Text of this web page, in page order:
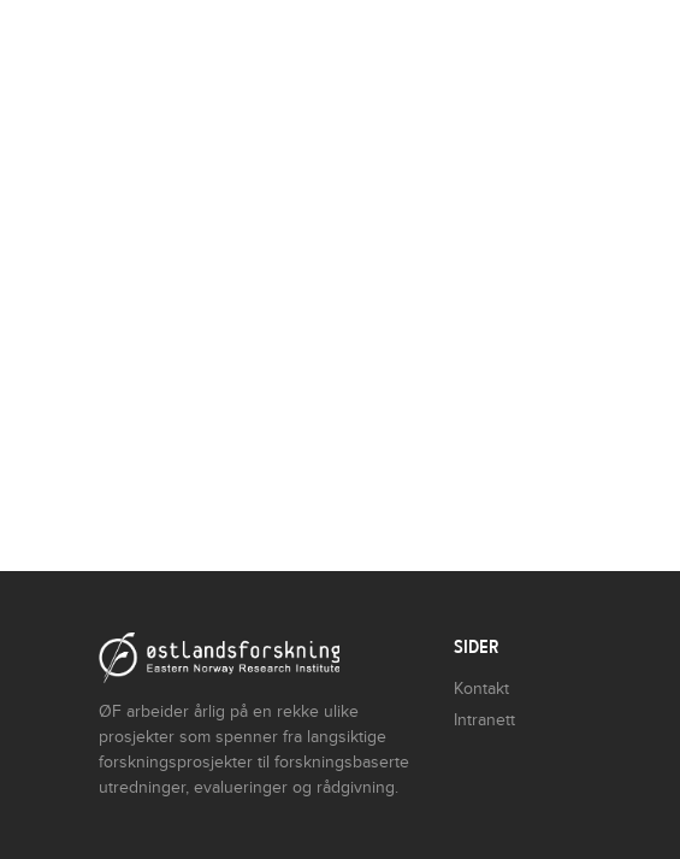
ØF arbeider årlig på en rekke ulike
prosjekter som spenner fra langsiktige
forskningsprosjekter til forskningsbaserte
utredninger, evalueringer og rådgivning.
SIDER
Kontakt
Intranett